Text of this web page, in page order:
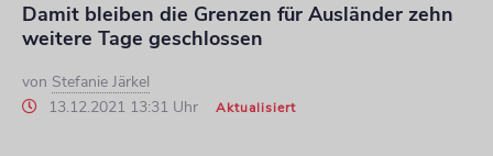
Damit bleiben die Grenzen für Ausländer zehn
weitere Tage geschlossen
von Stefanie Järkel
13.12.2021 13:31 Uhr
Aktualisiert